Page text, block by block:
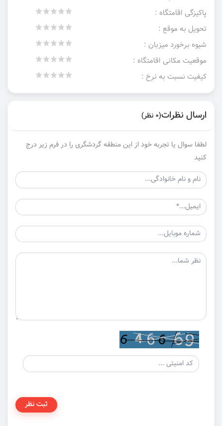
پاکیزگی اقامتگاه :
تحویل به موقع :
شیوه برخورد میزبان :
موقعیت مکانی اقامتگاه :
کیفیت نسبت به نرخ :
ارسال نظرات(0 نظر)
لطفا سوال یا تجربه خود از این منطقه گردشگری را در فرم زیر درج
کنید
ثبت نظر